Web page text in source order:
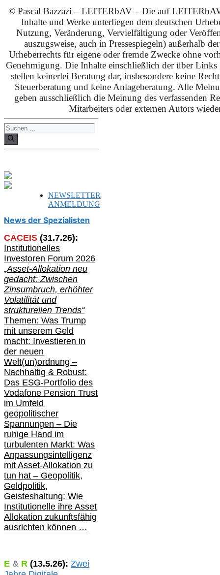
© Pascal Bazzazi – LEITERbAV – Die auf
Inhalte und Werke unterliegen dem deutschen
Nutzung, Veränderung, Vervielfältigung oder
auszugsweise, auch in Pressespiegeln) außerhalb
Urheberrechts für eigene oder fremde Zwecke ohne
Genehmigung. Die Inhalte einschließlich der über Links
stellen keinerlei Beratung dar, insbesondere keine
Steuerberatung und keine Anlageberatung. Alle
geben ausschließlich die Meinung des verfassenden
Mitarbeiters oder externen Autors
Suchen
nach:
NEWSLETTER
ANMELDUNG
News der Spezialisten
CACEIS (31.7.26):
Institutionelles
Investoren Forum 2026
„Asset-Allokation neu
gedacht: Zwischen
Zinsumbruch, erhöhter
Volatilität und
strukturellen Trends“
Themen: Was Trump
mit unserem Geld
macht: Investieren in
der neuen
Welt(un)ordnung –
Nachhaltig & Robust:
Das ESG-Portfolio des
Vodafone Pension Trust
im Umfeld
geopolitischer
Spannungen – Die
ruhige Hand im
turbulenten Markt: Was
Anpassungsintelligenz
mit Asset-Allokation zu
tun hat – Geopolitik,
Geldpolitik,
Geisteshaltung: Wie
Institutionelle ihre Asset
Allokation zukunftsfähig
ausrichten können …
E & R (13.5.26): Zwei